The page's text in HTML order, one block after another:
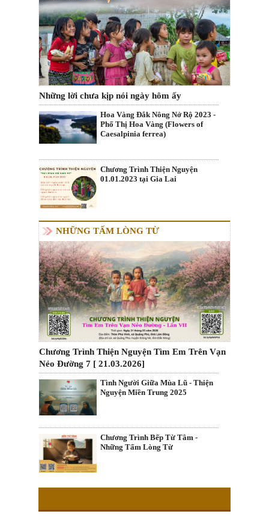
Những lời chưa kịp nói ngày hôm ấy
Hoa Vàng Đắk Nông Nở Rộ 2023 -
Phố Thị Hoa Vàng (Flowers of
Caesalpinia ferrea)
Chương Trình Thiện Nguyện
01.01.2023 tại Gia Lai
NHỮNG TẤM LÒNG TỪ
Chương Trình Thiện Nguyện Tìm Em Trên Vạn
Nẻo Đường 7 [ 21.03.2026]
Tình Người Giữa Mùa Lũ - Thiện
Nguyện Miền Trung 2025
Chương Trình Bếp Từ Tâm -
Những Tấm Lòng Từ